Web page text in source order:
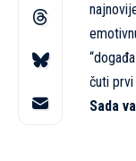
čuti prvi
Sada